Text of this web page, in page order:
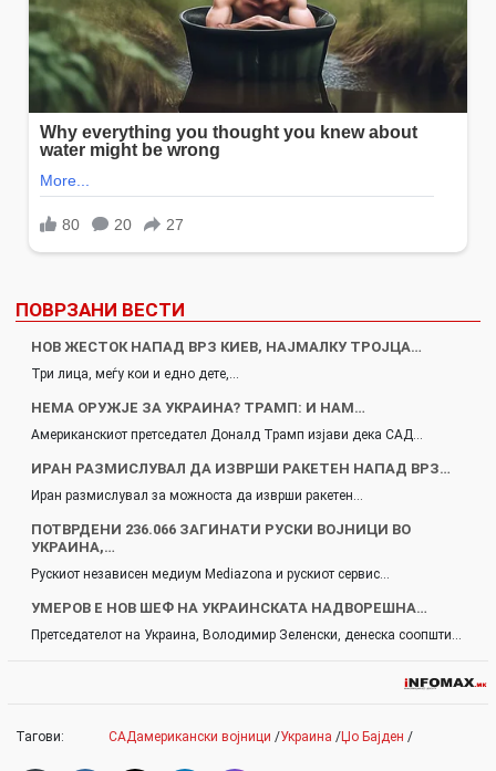
ПОВРЗАНИ ВЕСТИ
НОВ ЖЕСТОК НАПАД ВРЗ КИЕВ, НАЈМАЛКУ ТРОЈЦА…
Три лица, меѓу кои и едно дете,…
НЕМА ОРУЖЈЕ ЗА УКРАИНА? ТРАМП: И НАМ…
Американскиот претседател Доналд Трамп изјави дека САД…
ИРАН РАЗМИСЛУВАЛ ДА ИЗВРШИ РАКЕТЕН НАПАД ВРЗ…
Иран размислувал за можноста да изврши ракетен…
ПОТВРДЕНИ 236.066 ЗАГИНАТИ РУСКИ ВОЈНИЦИ ВО
УКРАИНА,…
Рускиот независен медиум Mediazona и рускиот сервис…
УМЕРОВ Е НОВ ШЕФ НА УКРАИНСКАТА НАДВОРЕШНА…
Претседателот на Украина, Володимир Зеленски, денеска соопшти…
Тагови: САДамерикански војници /Украина /Џо Бајден /